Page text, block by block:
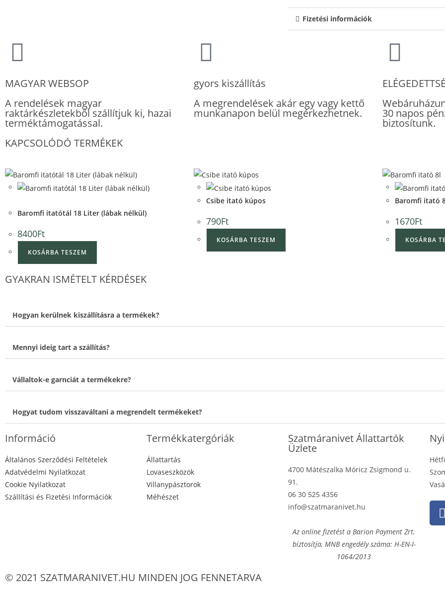
Fizetési információk
MAGYAR WEBSOP
A rendelések magyar
raktárkészletekből szállítjuk ki, hazai
terméktámogatással.
gyors kiszállítás
A megrendelések akár egy vagy kettő
munkanapon belül megérkezhetnek. 30 napos
biztosítunk.
KAPCSOLÓDÓ TERMÉKEK
Baromfi itatótál 18 Liter (lábak nélkül)
8400Ft
KOSÁRBA TESZEM
Csibe itató kúpos
790Ft
KOSÁRBA TESZEM
Baromfi itató
1670Ft
KOSÁRBA
GYAKRAN ISMÉTELT KÉRDÉSEK
Hogyan kerülnek kiszállításra a termékek?
Mennyi ideig tart a szállítás?
Vállaltok-e garnciát a termékekre?
Hogyat tudom visszaváltani a megrendelt termékeket?
Információ
Általános Szerződési Feltételek
Adatvédelmi Nyilatkozat
Cookie Nyilatkozat
Szállítási és Fizetési Információk
Termékkatergóriák
Állattartás
Lovaseszközök
Villanypásztorok
Méhészet
Szatmáranivet Állattartók
Üzlete
4700 Mátészalka Móricz Zsigmond u.
91.
06 30 525 4356
info@szatmaranivet.hu
Az online fizetést a Barion Payment Zrt.
biztosítja, MNB engedély száma: H-EN-I-
1064/2013
© 2021 SZATMARANIVET.HU MINDEN JOG FENNETARVA